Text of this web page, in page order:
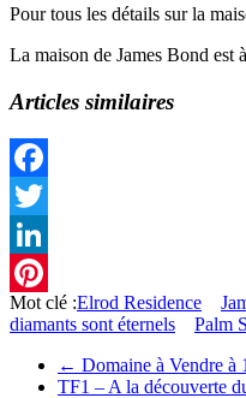
Pour tous les détails sur la
La maison de James Bond est
Articles similaires
Facebook
Twitter
LinkedIn
Pinterest
Mot clé :Elrod Residence
diamants sont éternels
Palm
← Domaine à Vendre à
TF1 – A la découverte